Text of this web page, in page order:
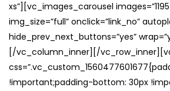
xs”][vc_images_carousel
img_size=”full” onclick=”link_no”
hide_prev_next_buttons=”yes”
[/vc_column_inner][/
!important;padding-bottom: 30px